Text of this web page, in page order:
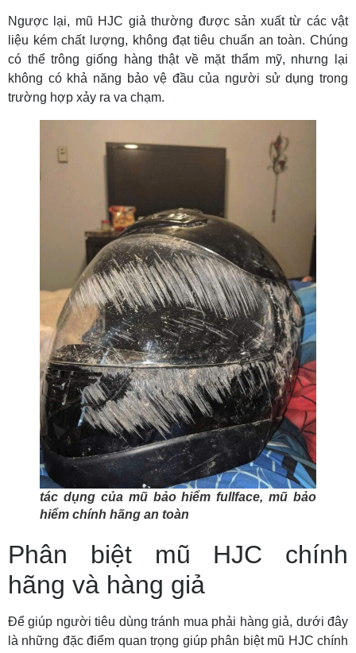
Ngược lại, mũ HJC giả thường được sản xuất từ các vật
liệu kém chất lượng, không đạt tiêu chuẩn an toàn. Chúng
có thể trông giống hàng thật về mặt thẩm mỹ, nhưng lại
không có khả năng bảo vệ đầu của người sử dụng trong
trường hợp xảy ra va chạm.
tác dụng của mũ bảo hiểm fullface, mũ bảo
hiểm chính hãng an toàn
Phân biệt mũ HJC chính
hãng và hàng giả
Để giúp người tiêu dùng tránh mua phải hàng giả, dưới đây
là những đặc điểm quan trọng giúp phân biệt mũ HJC chính